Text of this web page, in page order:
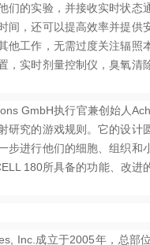
们的实验，并接收实时状态
间，还可以提高效率并提供
他工作，无需过度关注辐照
，实时剂量控制仪，臭氧清
GmbH执行官兼创始人
研究的游戏规则。它的设计
步进行他们的细胞、组织和
180所具备的功能、改进
Inc.成立于2005年，总部